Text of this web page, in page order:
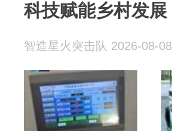
科技赋能乡村发展
智造星火突击队 2026-08-08